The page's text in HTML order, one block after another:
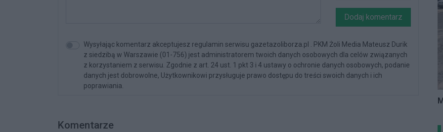
Dodaj komentarz
Wysyłając komentarz akceptujesz regulamin serwisu gazetazoliborza.pl . PKM Żoli Media Mateusz Durik
z siedzibą w Warszawie (01-756) jest administratorem twoich danych osobowych dla celów związanych
z korzystaniem z serwisu. Zgodnie z art. 24 ust. 1 pkt 3 i 4 ustawy o ochronie danych osobowych, podanie
danych jest dobrowolne, Użytkownikowi przysługuje prawo dostępu do treści swoich danych i ich
poprawiania.
Komentarze